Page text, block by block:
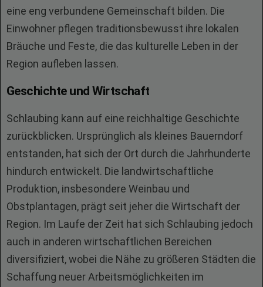
eine eng verbundene Gemeinschaft bilden. Die
Einwohner pflegen traditionsbewusst ihre lokalen
Bräuche und Feste, die das kulturelle Leben in der
Region aufleben lassen.
Geschichte und Wirtschaft
Schlaubing kann auf eine reichhaltige Geschichte
zurückblicken. Ursprünglich als kleines Bauerndorf
entstanden, hat sich der Ort durch die Jahrhunderte
hindurch entwickelt. Die landwirtschaftliche
Produktion, insbesondere Weinbau und
Obstplantagen, prägt seit jeher die Wirtschaft der
Region. Im Laufe der Zeit hat sich Schlaubing jedoch
auch in anderen wirtschaftlichen Bereichen
diversifiziert, wobei die Nähe zu größeren Städten die
Schaffung neuer Arbeitsmöglichkeiten im